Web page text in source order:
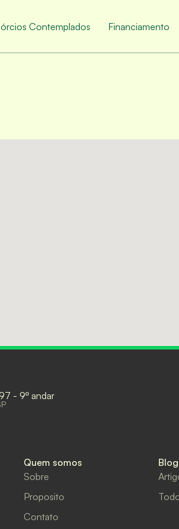
Contemplados Financiamento
- 9º andar
Quem somos
Sobre
Proposito
Contato
Blog